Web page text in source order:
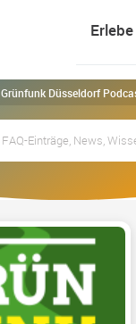
Grünfunk Düsseldorf